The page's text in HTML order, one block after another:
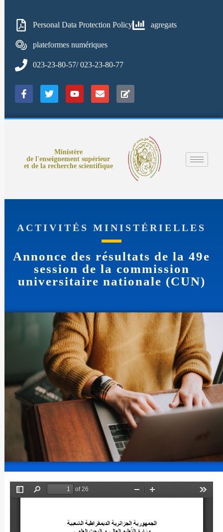
Personal Data Protection Policy agregats
plateformes numériques
023-23-80-57/ 023-23-80-77
Ministère
de l'enseignement supérieur
et de la recherche scientifique
ACTIVITÉS MINISTÉRIELLES
Annonce des résultats de la 49e
session de la commission
universitaire nationale (CUN)